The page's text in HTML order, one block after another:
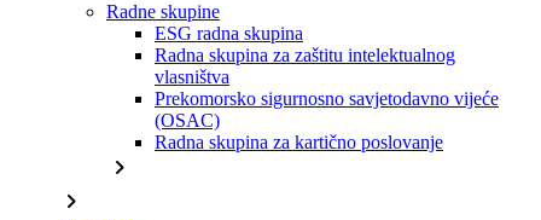
Radne skupine
ESG radna skupina
Radna skupina za zaštitu intelektualnog
vlasništva
Prekomorsko sigurnosno savjetodavno vijeće
(OSAC)
Radna skupina za kartično poslovanje
chevron_right
chevron_right